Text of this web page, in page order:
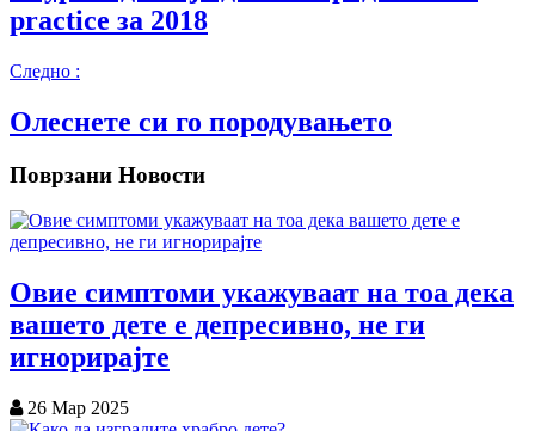
practice за 2018
Следно :
Олеснете си го породувањето
Поврзани Новости
Овие симптоми укажуваат на тоа дека
вашето дете е депресивно, не ги
игнорирајте
26 Мар 2025